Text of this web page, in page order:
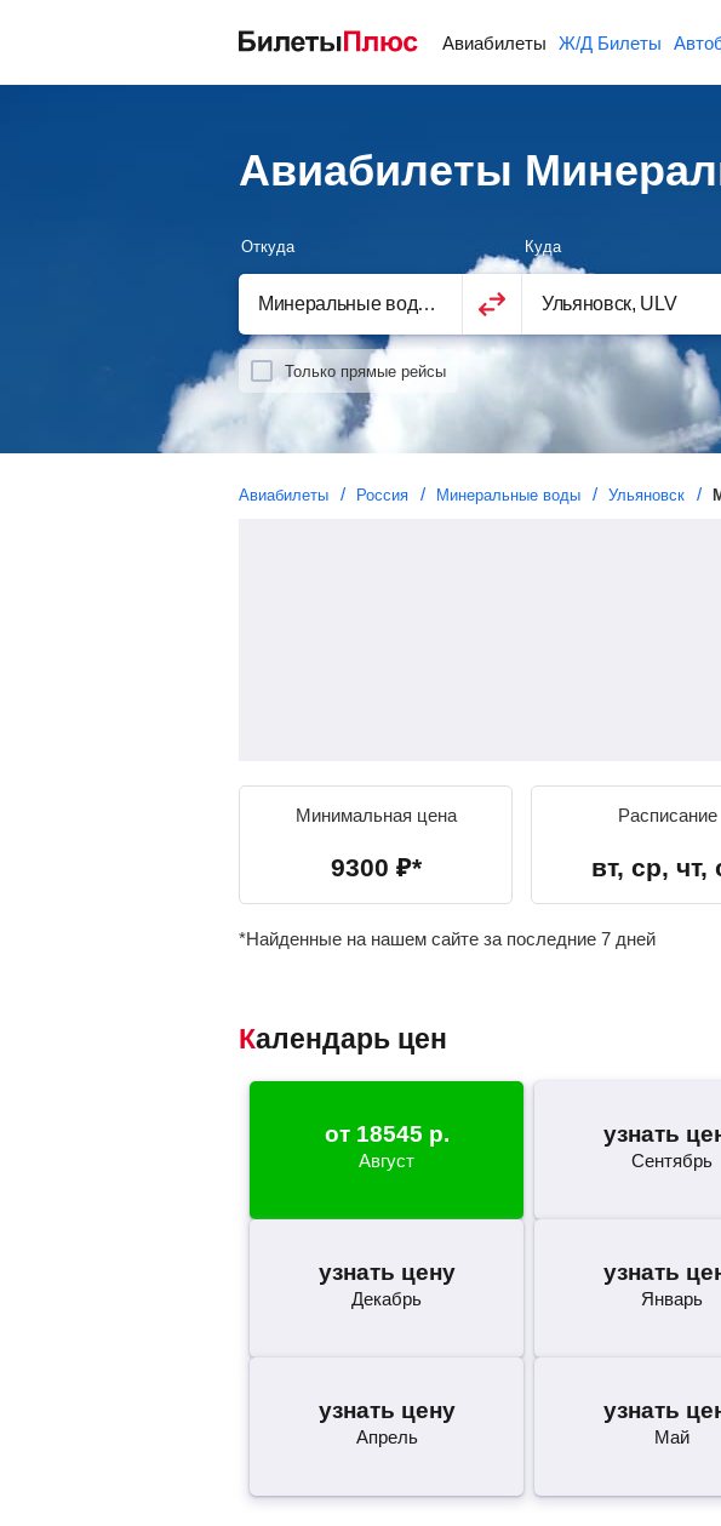
Авиабилеты Ж/Д Билеты
Авиабилеты
Откуда Куда
Только прямые рейсы
Авиабилеты Россия Минеральные воды Ульяновск
Минимальная цена
9300 ₽*
Расписание
вт, ср, чт,
*Найденные на нашем сайте за последние 7 дней
Календарь цен
от 18545 р.
Август
узнать
Сентябрь
узнать цену
Декабрь
узнать
Январь
узнать цену
Апрель
узнать
Май